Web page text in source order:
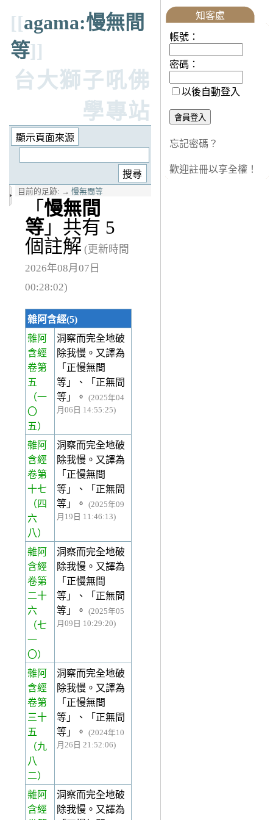
[[agama:慢無間
等]]
台大獅子吼佛
學專站
目前的足跡: → 慢無間等
「 慢無間
等」共有 5
個註解 (更新時間
2026年08月07日
00:28:02)
雜阿含經(5)
雜阿
含經
卷第
五
（一
〇
五）
洞察而完全地破
除我慢。又譯為
「正慢無間
等」、「正無間
等」。
(2025年04
月06日 14:55:25)
雜阿
含經
卷第
十七
（四
六
八）
洞察而完全地破
除我慢。又譯為
「正慢無間
等」、「正無間
等」。
(2025年09
月19日 11:46:13)
雜阿
含經
卷第
二十
六
（七
一
〇）
洞察而完全地破
除我慢。又譯為
「正慢無間
等」、「正無間
等」。
(2025年05
月09日 10:29:20)
雜阿
含經
卷第
三十
五
（九
八
二）
洞察而完全地破
除我慢。又譯為
「正慢無間
等」、「正無間
等」。
(2024年10
月26日 21:52:06)
雜阿
含經
洞察而完全地破
除我慢。又譯為
知客處
帳號：
密碼：
以後自動登入
忘記密碼？
歡迎註冊以享全權！